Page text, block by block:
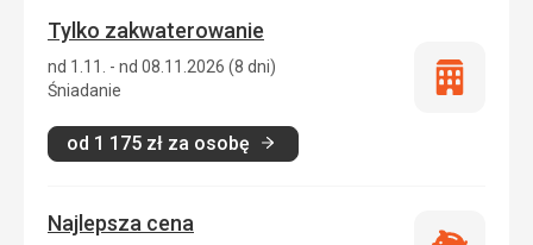
Tylko zakwaterowanie
nd 1.11. - nd 08.11.2026 (8 dni)
Śniadanie
od 1 175 zł za osobę
Tylko
Najlepsza cena